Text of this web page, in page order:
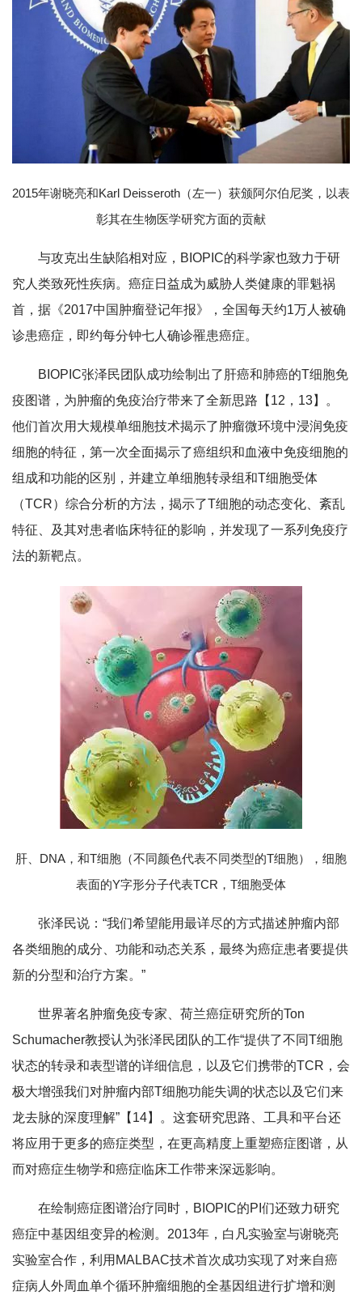
2015年谢晓亮和Karl Deisseroth（左一）获颁阿尔伯尼奖，以表
彰其在生物医学研究方面的贡献
与攻克出生缺陷相对应，BIOPIC的科学家也致力于研
究人类致死性疾病。癌症日益成为威胁人类健康的罪魁祸
首，据《2017中国肿瘤登记年报》，全国每天约1万人被确
诊患癌症，即约每分钟七人确诊罹患癌症。
BIOPIC张泽民团队成功绘制出了肝癌和肺癌的T细胞免
疫图谱，为肿瘤的免疫治疗带来了全新思路【12，13】。
他们首次用大规模单细胞技术揭示了肿瘤微环境中浸润免疫
细胞的特征，第一次全面揭示了癌组织和血液中免疫细胞的
组成和功能的区别，并建立单细胞转录组和T细胞受体
（TCR）综合分析的方法，揭示了T细胞的动态变化、紊乱
特征、及其对患者临床特征的影响，并发现了一系列免疫疗
法的新靶点。
肝、DNA，和T细胞（不同颜色代表不同类型的T细胞），细胞
表面的Y字形分子代表TCR，T细胞受体
张泽民说：“我们希望能用最详尽的方式描述肿瘤内部
各类细胞的成分、功能和动态关系，最终为癌症患者要提供
新的分型和治疗方案。”
世界著名肿瘤免疫专家、荷兰癌症研究所的Ton
Schumacher教授认为张泽民团队的工作“提供了不同T细胞
状态的转录和表型谱的详细信息，以及它们携带的TCR，会
极大增强我们对肿瘤内部T细胞功能失调的状态以及它们来
龙去脉的深度理解”【14】。这套研究思路、工具和平台还
将应用于更多的癌症类型，在更高精度上重塑癌症图谱，从
而对癌症生物学和癌症临床工作带来深远影响。
在绘制癌症图谱治疗同时，BIOPIC的PI们还致力研究
癌症中基因组变异的检测。2013年，白凡实验室与谢晓亮
实验室合作，利用MALBAC技术首次成功实现了对来自癌
症病人外周血单个循环肿瘤细胞的全基因组进行扩增和测